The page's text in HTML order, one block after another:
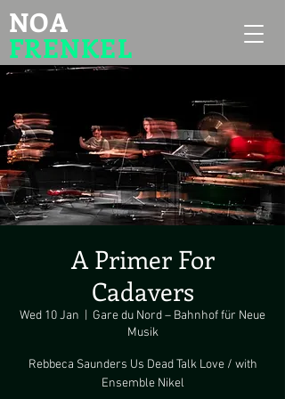
NOA
FRENKEL
A Primer For
Cadavers
Wed 10 Jan
Gare du Nord – Bahnhof für Neue
Musik
Rebbeca Saunders Us Dead Talk Love / with
Ensemble Nikel